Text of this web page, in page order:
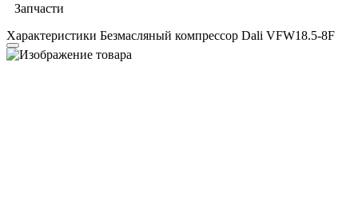
Запчасти
Характеристики Безмасляный компрессор Dali VFW18.5-8F